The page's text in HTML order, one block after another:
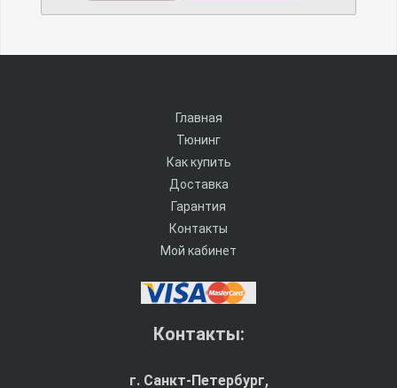
Главная
Тюнинг
Как купить
Доставка
Гарантия
Контакты
Мой кабинет
Контакты:
г. Санкт-Петербург,